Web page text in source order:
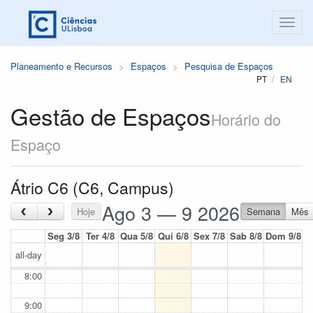
Planeamento e Recursos Espaços Pesquisa de Espaços
PT EN
Gestão de EspaçosHorário do
Espaço
Átrio C6 (C6, Campus)
‹ › Hoje Ago 3 — 9 2026 Semana
Mês
Seg 3/8 Ter 4/8 Qua 5/8 Qui 6/8 Sex 7/8 Sab 8/8 Dom 9/8
all-day
8:00
9:00